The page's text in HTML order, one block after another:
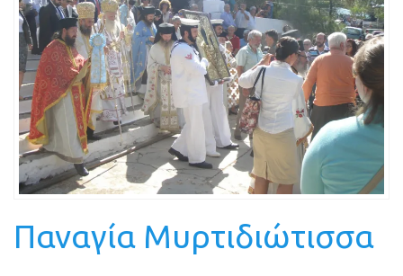
Παναγία Μυρτιδιώτισσα